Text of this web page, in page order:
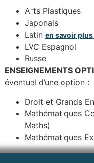
Arts Plastiques
Japonais
Latin en savoir plus
LVC Espagnol
Russe
ENSEIGNEMENTS
éventuel d’une option :
Droit et Grands
Mathématiques
Maths)
Mathématiques